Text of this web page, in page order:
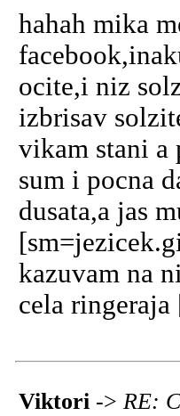
hahah mika
ocite,i niz
izbrisav
vikam stani a
sum i pocna
dusata,a jas
kazuvam na
cela
Viktori -> RE: